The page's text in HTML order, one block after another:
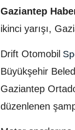
Gaziantep
ikinci yarışı,
Drift Otomobil
Büyükşehir
Gaziantep
düzenlenen